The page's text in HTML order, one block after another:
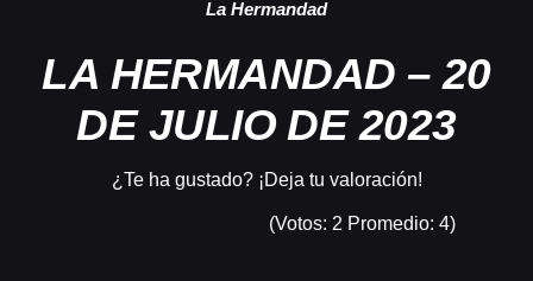
La Hermandad
LA HERMANDAD – 20
DE JULIO DE 2023
¿Te ha gustado? ¡Deja tu valoración!
(Votos: 2 Promedio: 4)